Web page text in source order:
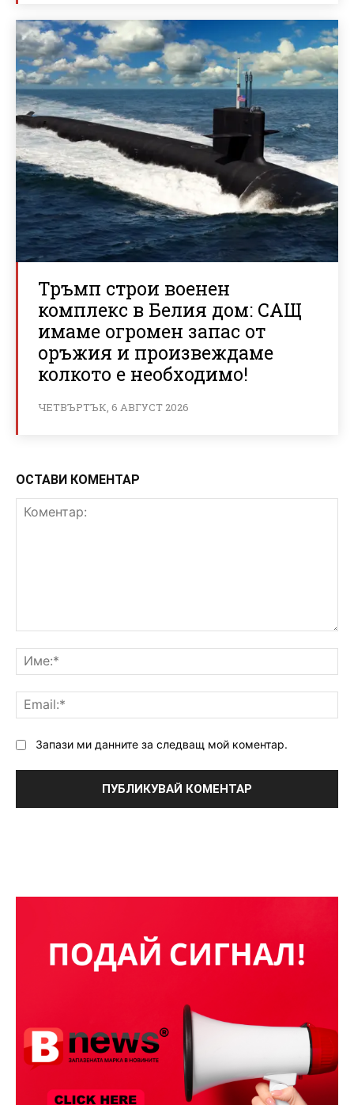
Тръмп строи военен
комплекс в Белия дом: САЩ
имаме огромен запас от
оръжия и произвеждаме
колкото е необходимо!
ЧЕТВЪРТЪК, 6 АВГУСТ 2026
ОСТАВИ КОМЕНТАР
Запази ми данните за следващ мой коментар.